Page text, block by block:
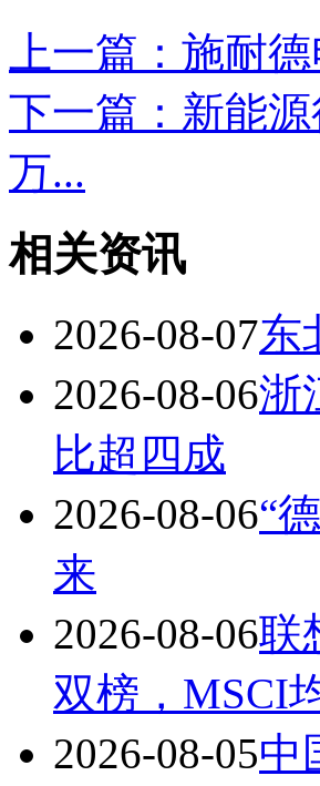
上一篇：施耐
下一篇：新能
万...
相关资讯
2026-08-07东
2026-08-06浙
比超四成
2026-08-06“
来
2026-08-06联
双榜，MSCI
2026-08-05中